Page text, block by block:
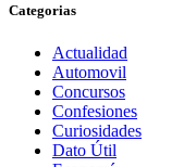
Categorias
Actualidad
Automovil
Concursos
Confesiones
Curiosidades
Dato Útil